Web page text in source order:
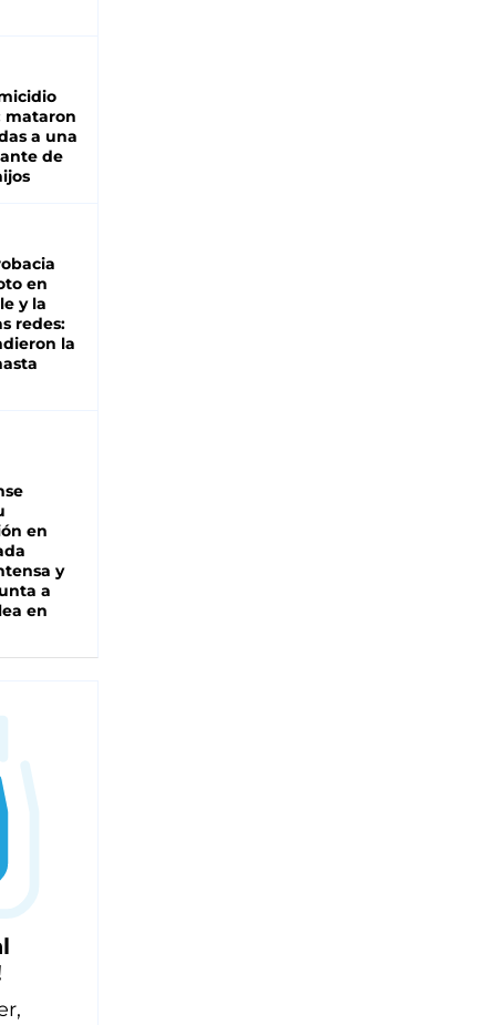
mataron
a una
de
en
y la
redes:
la
en
y
a
en